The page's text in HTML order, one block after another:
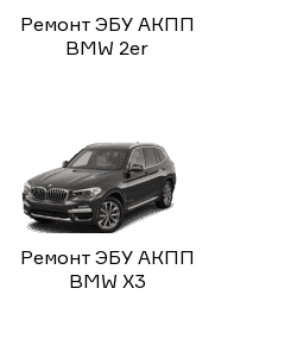
Ремонт ЭБУ АКПП
BMW 2er
Ремонт ЭБУ АКПП
BMW X3